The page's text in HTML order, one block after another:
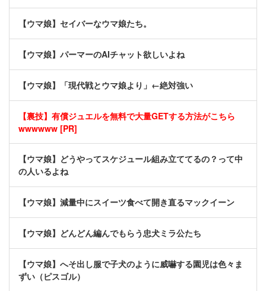
【ウマ娘】セイバーなウマ娘たち。
【ウマ娘】パーマーのAIチャット欲しいよね
【ウマ娘】「現代戦とウマ娘より」←絶対強い
【裏技】有償ジュエルを無料で大量GETする方法がこちら
wwwwww [PR]
【ウマ娘】どうやってスケジュール組み立ててるの？って中
の人いるよね
【ウマ娘】減量中にスイーツ食べて開き直るマックイーン
【ウマ娘】どんどん編んでもらう忠犬ミラ公たち
【ウマ娘】へそ出し服で子犬のように威嚇する園児は色々ま
ずい（ピスゴル）